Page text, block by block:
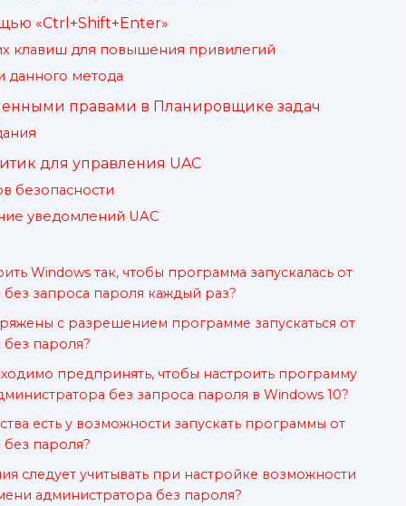
«Ctrl+Shift+Enter»
клавиш для повышения привилегий
данного метода
правами в Планировщике задач
для управления UAC
безопасности
уведомлений UAC
Windows так, чтобы программа запускалась от
запроса пароля каждый раз?
с разрешением программе запускаться от
пароля?
предпринять, чтобы настроить программу
без запроса пароля в Windows 10?
есть у возможности запускать программы от
пароля?
следует учитывать при настройке возможности
администратора без пароля?